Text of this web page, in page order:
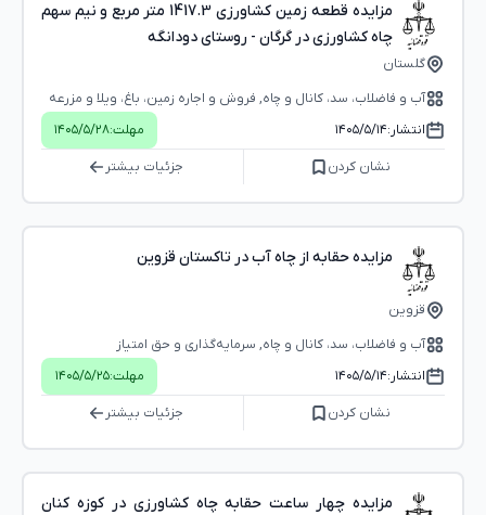
مزایده قطعه زمین کشاورزی 1417.3 متر مربع و نیم سهم
چاه کشاورزی در گرگان - روستای دودانگه
گلستان
آب و فاضلاب، سد، کانال و چاه, فروش و اجاره زمین، باغ، ویلا و مزرعه
انتشار:۱۴۰۵/۵/۱۴ مهلت:۱۴۰۵/۵/۲۸
نشان کردن جزئیات بیشتر
مزایده حقابه از چاه آب در تاکستان قزوین
قزوین
آب و فاضلاب، سد، کانال و چاه, سرمایه‌گذاری و حق امتیاز
انتشار:۱۴۰۵/۵/۱۴ مهلت:۱۴۰۵/۵/۲۵
نشان کردن جزئیات بیشتر
مزایده چهار ساعت حقابه چاه کشاورزی در کوزه کنان